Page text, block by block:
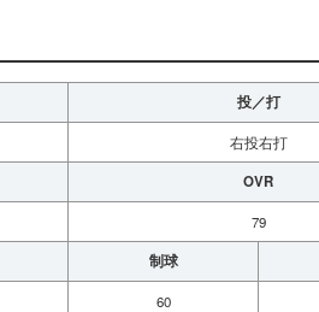
投／打
右投右打
OVR
79
制球
60